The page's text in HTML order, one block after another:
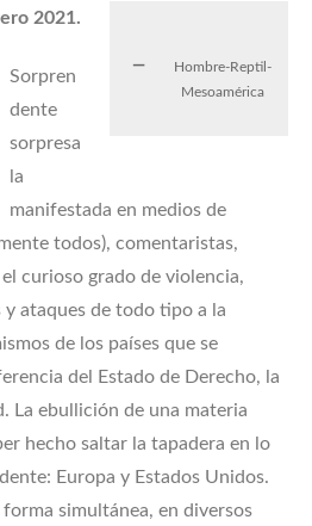
Hombre-Reptil-
Mesoamérica
2021.
Sorpren
dente
sorpresa
la
manifestada en medios de
todos), comentaristas,
curioso grado de violencia,
y ataques de todo tipo a la
de los países que se
del Estado de Derecho, la
La ebullición de una materia
hecho saltar la tapadera en lo
Europa y Estados Unidos.
simultánea, en diversos